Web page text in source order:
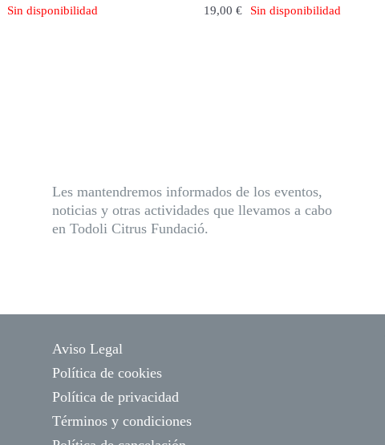
Sin disponibilidad
k
19,00 € Sin disponibilidad
Les mantendremos informados de los eventos,
noticias y otras actividades que llevamos a cabo
en Todoli Citrus Fundació.
Aviso Legal
Política de cookies
Política de privacidad
Términos y condiciones